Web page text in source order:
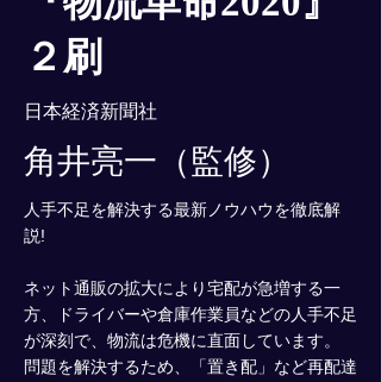
２刷
日本経済新聞社
角井亮一（監修）
人手不足を解決する最新ノウハウを徹底解
説!
ネット通販の拡大により宅配が急増する一
方、ドライバーや倉庫作業員などの人手不足
が深刻で、物流は危機に直面しています。
問題を解決するため、「置き配」など再配達